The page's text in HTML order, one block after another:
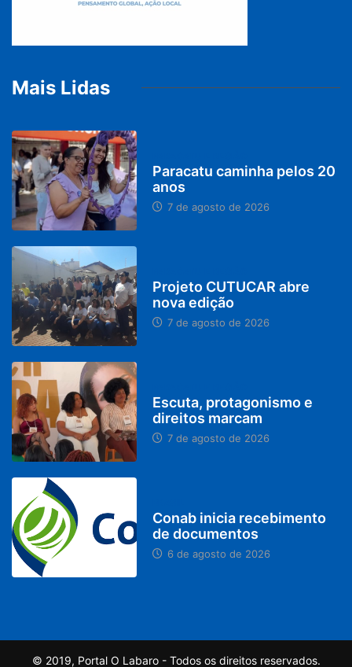
Mais Lidas
Paracatu caminha pelos 20
anos
7 de agosto de 2026
Projeto CUTUCAR abre
nova edição
7 de agosto de 2026
Escuta, protagonismo e
direitos marcam
7 de agosto de 2026
Conab inicia recebimento
de documentos
6 de agosto de 2026
© 2019, Portal O Labaro - Todos os direitos reservados.